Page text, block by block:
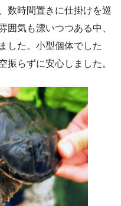
数時間置きに仕掛けを巡
囲気も漂いつつある中、
した。小型個体でした
振らずに安心しました。